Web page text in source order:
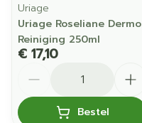
Uriage
Uriage Roseliane Dermo
Reiniging 250ml
€ 17,10
Bestel